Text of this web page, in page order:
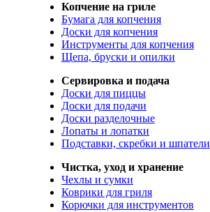
Копчение на гриле
Бумага для копчения
Доски для копчения
Инструменты для копчения
Щепа, бруски и опилки
Сервировка и подача
Доски для пиццы
Доски для подачи
Доски разделочные
Лопаты и лопатки
Подставки, скребки и шпатели
Чистка, уход и хранение
Чехлы и сумки
Коврики для гриля
Корючки для инструментов